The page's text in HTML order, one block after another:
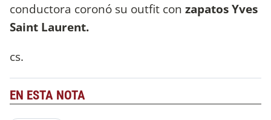
conductora coronó su outfit con zapatos Yves
Saint Laurent.
cs.
EN ESTA NOTA